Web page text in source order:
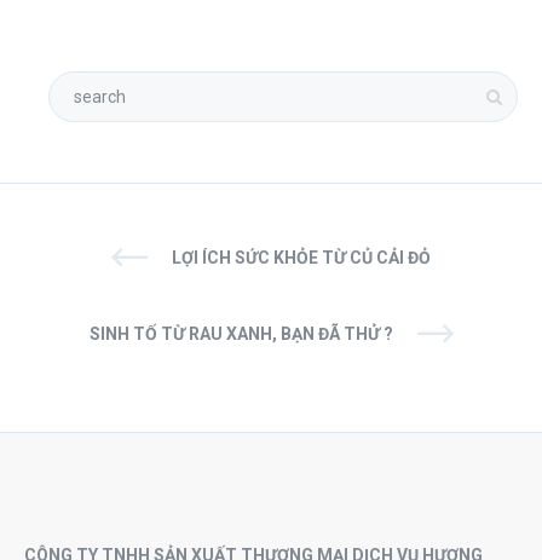
LỢI ÍCH SỨC KHỎE TỪ CỦ CẢI ĐỎ
SINH TỐ TỪ RAU XANH, BẠN ĐÃ THỬ ?
CÔNG TY TNHH SẢN XUẤT THƯƠNG MẠI DỊCH VỤ HƯƠNG